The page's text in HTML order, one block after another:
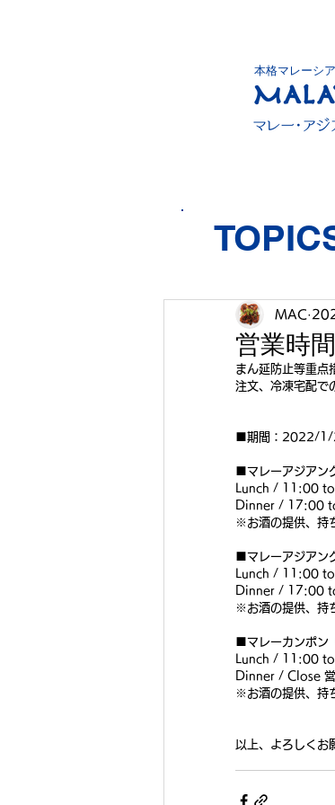
本格マレーシ
営業時
MAC
まん延防止等重点
注文、冷凍宅配で
■期間：2022/
■マレーアジアン
Lunch / 11:00
Dinner / 17:00
※お酒の提供、持
■マレーアジアン
Lunch / 11:00
Dinner / 17:00
※お酒の提供、持
■マレーカンポン
Lunch / 11:00
Dinner / Close
※お酒の提供、持
以上、よろしくお